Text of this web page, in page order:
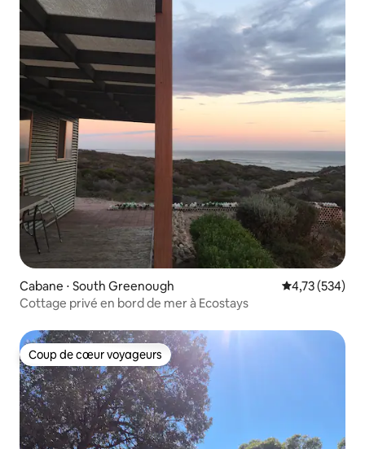
Cabane ⋅ South Greenough Évaluation
4,73 (534)
Cottage privé en bord de mer à Ecostays
Coup de cœur voyageurs
Coup de cœur voyageurs